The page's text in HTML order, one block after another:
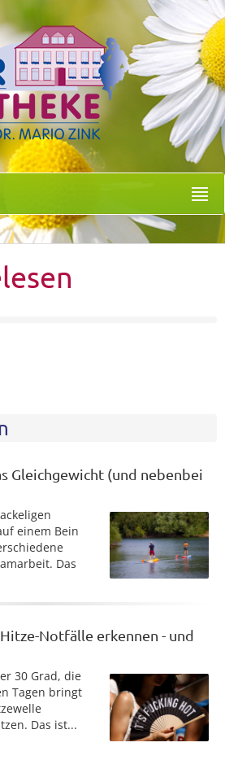
Gleichgewicht (und nebenbei
einem Bein
Das
Notfälle erkennen - und
30 Grad, die
Tagen bringt
Das ist...